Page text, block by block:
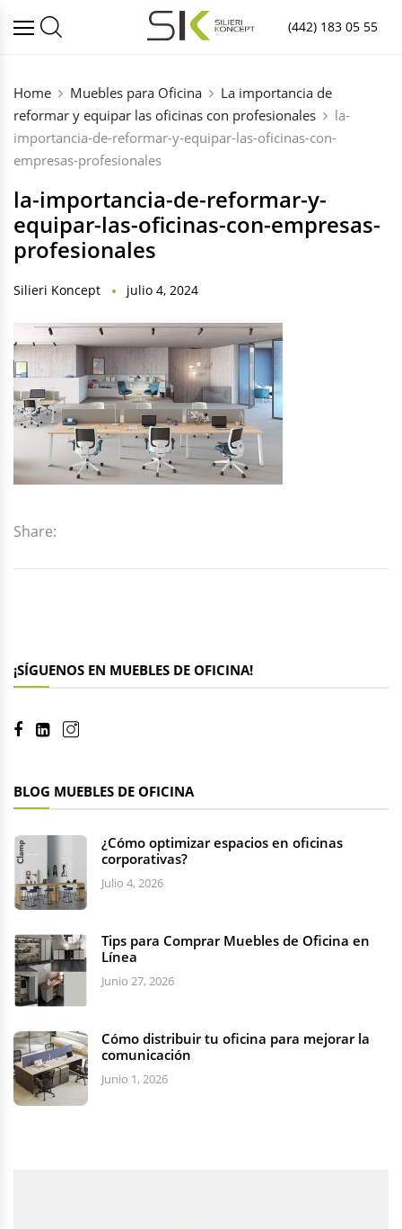
(442) 183 05 55
Home Muebles para Oficina
La importancia de
reformar y equipar las oficinas con profesionales
la-
importancia-de-reformar-y-equipar-las-oficinas-con-
empresas-profesionales
la-importancia-de-reformar-y-
equipar-las-oficinas-con-empresas-
profesionales
Silieri Koncept julio 4, 2024
Share:
¡SÍGUENOS EN MUEBLES DE OFICINA!
BLOG MUEBLES DE OFICINA
¿Cómo optimizar espacios en oficinas
corporativas?
Julio 4, 2026
Tips para Comprar Muebles de Oficina en
Línea
Junio 27, 2026
Cómo distribuir tu oficina para mejorar la
comunicación
Junio 1, 2026